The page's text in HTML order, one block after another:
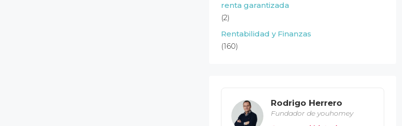
renta garantizada
(2)
Rentabilidad y Finanzas
(160)
Rodrigo Herrero
Fundador de youhomey